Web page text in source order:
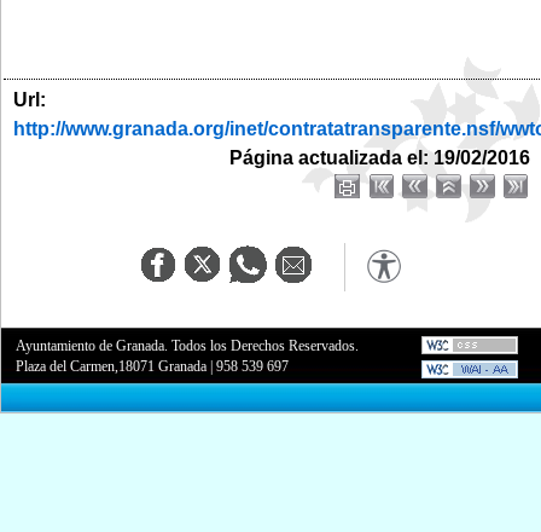
Url:
http://www.granada.org/inet/contratatransparente.nsf/
Página actualizada el: 19/02/2016
Ayuntamiento de Granada. Todos los Derechos Reservados.
Plaza del Carmen,18071 Granada |958 539 697